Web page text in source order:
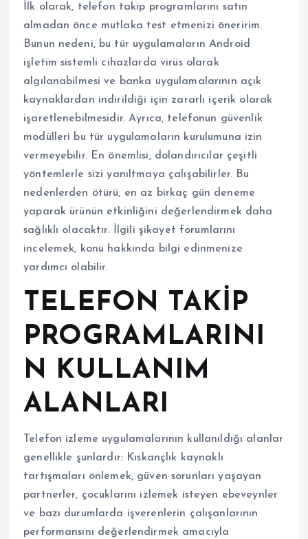
İlk olarak, telefon takip programlarını satın
almadan önce mutlaka test etmenizi öneririm.
Bunun nedeni, bu tür uygulamaların Android
işletim sistemli cihazlarda virüs olarak
algılanabilmesi ve banka uygulamalarının açık
kaynaklardan indirildiği için zararlı içerik olarak
işaretlenebilmesidir. Ayrıca, telefonun güvenlik
modülleri bu tür uygulamaların kurulumuna izin
vermeyebilir. En önemlisi, dolandırıcılar çeşitli
yöntemlerle sizi yanıltmaya çalışabilirler. Bu
nedenlerden ötürü, en az birkaç gün deneme
yaparak ürünün etkinliğini değerlendirmek daha
sağlıklı olacaktır. İlgili şikayet forumlarını
incelemek, konu hakkında bilgi edinmenize
yardımcı olabilir.
TELEFON TAKİP
PROGRAMLARINI
N KULLANIM
ALANLARI
Telefon izleme uygulamalarının kullanıldığı alanlar
genellikle şunlardır: Kıskançlık kaynaklı
tartışmaları önlemek, güven sorunları yaşayan
partnerler, çocuklarını izlemek isteyen ebeveynler
ve bazı durumlarda işverenlerin çalışanlarının
performansını değerlendirmek amacıyla